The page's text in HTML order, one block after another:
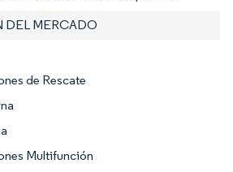
DEL MERCADO
de Rescate
Multifunción